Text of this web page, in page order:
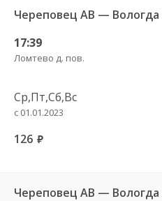
Череповец АВ — Вологда
17:39
Ломтево д. пов.
Ср,Пт,Сб,Вс
с 01.01.2023
126 руб.
Череповец АВ — Вологда